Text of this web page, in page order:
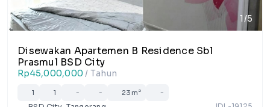
1/5
Disewakan Apartemen B Residence Sbl
Prasmul BSD City
Rp45,000,000/ Tahun
1 1 - - 23m² -